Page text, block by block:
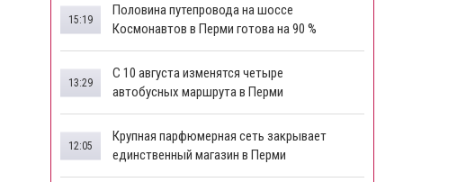
​Половина путепровода на шоссе
Космонавтов в Перми готова на 90 %
15:19
​С 10 августа изменятся четыре
автобусных маршрута в Перми
13:29
​Крупная парфюмерная сеть закрывает
единственный магазин в Перми
12:05